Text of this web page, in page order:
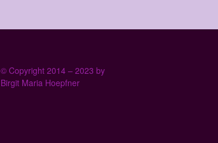
© Copyright 2014 – 2023 by
Birgit Maria Hoepfner